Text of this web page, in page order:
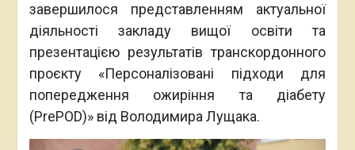
завершилося представленням актуальної
діяльності закладу вищої освіти та
презентацією результатів транскордонного
проєкту «Персоналізовані підходи для
попередження ожиріння та діабету
(PrePOD)» від Володимира Лущака.